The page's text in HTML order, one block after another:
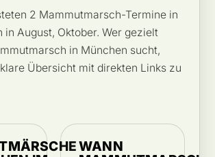
2 Mammutmarsch-Termine in
in August, Oktober. Wer gezielt
in München sucht,
Übersicht mit direkten Links zu
WANN